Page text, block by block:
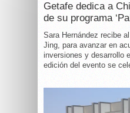
Getafe dedica a
de su programa
Sara Hernández recibe
Jing, para avanzar en
inversiones y desarrollo
edición del evento se